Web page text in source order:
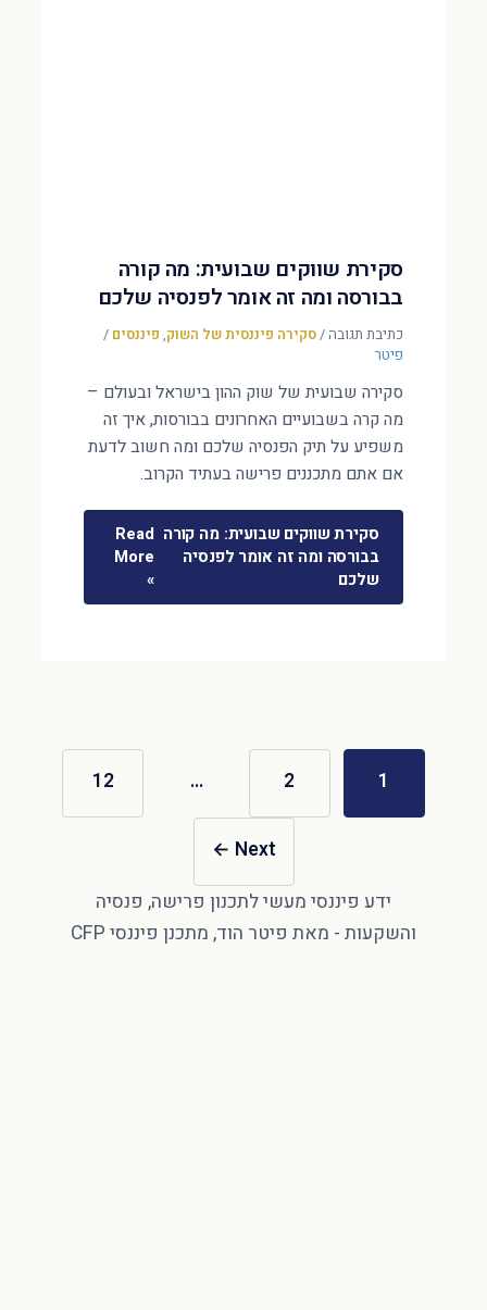
סקירת שווקים שבועית: מה קורה
בבורסה ומה זה אומר לפנסיה שלכם
כתיבת תגובה/סקירה פיננסית של השוק, פיננסים /
פיטר
סקירה שבועית של שוק ההון בישראל ובעולם –
מה קרה בשבועיים האחרונים בבורסות, איך זה
משפיע על תיק הפנסיה שלכם ומה חשוב לדעת
אם אתם מתכננים פרישה בעתיד הקרוב.
סקירת שווקים שבועית: מה קורה
בבורסה ומה זה אומר לפנסיה
שלכם
Read
More
»
1
2
…
12
Next
←